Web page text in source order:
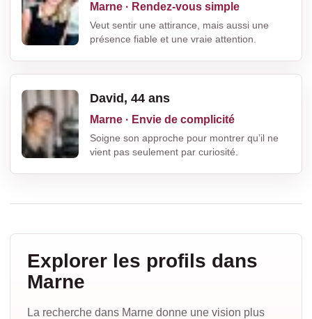
Marne · Rendez-vous simple
Veut sentir une attirance, mais aussi une
présence fiable et une vraie attention.
David, 44 ans
Marne · Envie de complicité
Soigne son approche pour montrer qu’il ne
vient pas seulement par curiosité.
Explorer les profils dans
Marne
La recherche dans Marne donne une vision plus